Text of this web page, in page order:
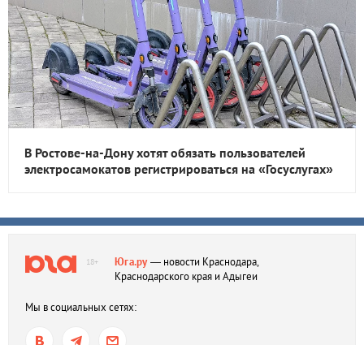
В Ростове-на-Дону хотят обязать пользователей
электросамокатов регистрироваться на «Госуслугах»
18+ Юга.ру— новости Краснодара,
Краснодарского края и Адыгеи
Мы в социальных сетях: